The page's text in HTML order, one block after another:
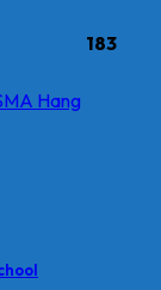
183
Hang